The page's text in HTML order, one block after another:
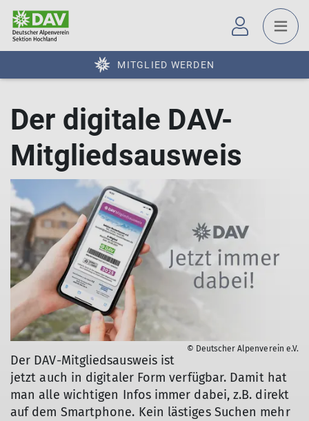
MITGLIED WERDEN
Der digitale DAV-
Mitgliedsausweis
© Deutscher Alpenverein e.V.
Der DAV-Mitgliedsausweis ist
jetzt auch in digitaler Form verfügbar. Damit hat
man alle wichtigen Infos immer dabei, z.B. direkt
auf dem Smartphone. Kein lästiges Suchen mehr